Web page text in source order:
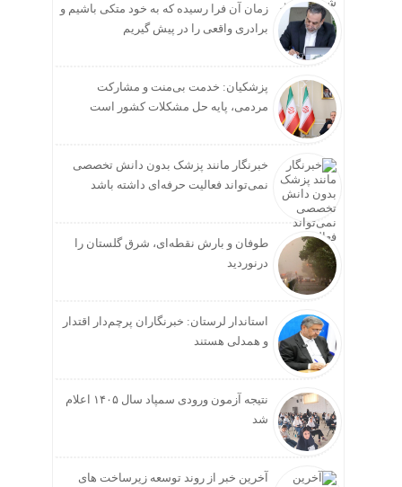
زمان آن فرا رسیده که به خود متکی باشیم و
برادری واقعی را در پیش گیریم
پزشکیان: خدمت بی‌منت و مشارکت
مردمی، پایه حل مشکلات کشور است
خبرنگار مانند پزشک بدون دانش تخصصی
نمی‌تواند فعالیت حرفه‌ای داشته باشد
طوفان و بارش نقطه‌ای، شرق گلستان را
درنوردید
استاندار لرستان: خبرنگاران پرچم‌دار اقتدار
و همدلی هستند
نتیجه آزمون ورودی سمپاد سال ۱۴۰۵ اعلام
شد
آخرین خبر از روند توسعه زیرساخت های